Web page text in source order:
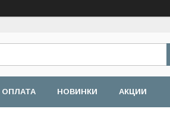
ОПЛАТА НОВИНКИ АКЦИИ